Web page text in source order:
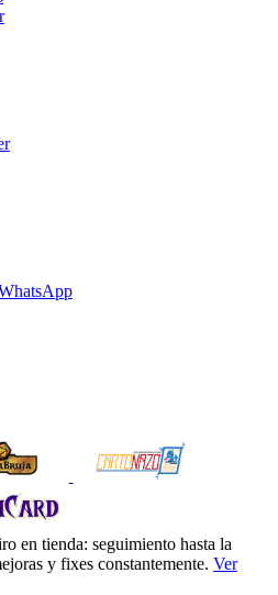
en tienda: seguimiento hasta la
y fixes constantemente. Ver